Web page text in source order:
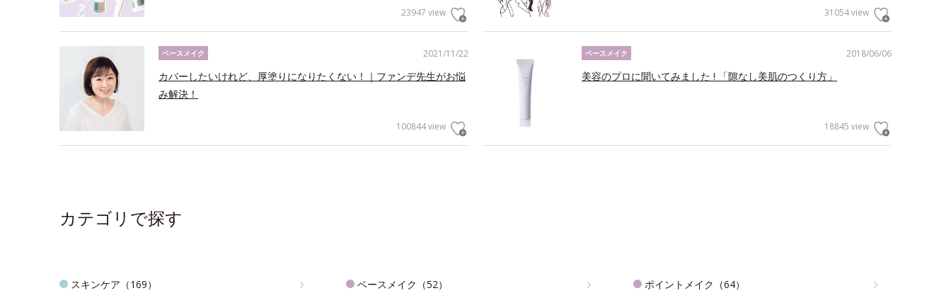
23947 view 31054 view
2021/11/22
ベースメイク
カバーしたいけれど、厚塗りになりたくない！｜ファンデ先生がお悩
み解決！
100844 view
2018/06/06
ベースメイク
美容のプロに聞いてみました ! 「隙なし美肌のつくり方」
18845 view
カテゴリで探す
スキンケア（169） ベースメイク（52） ポイントメイク（64）